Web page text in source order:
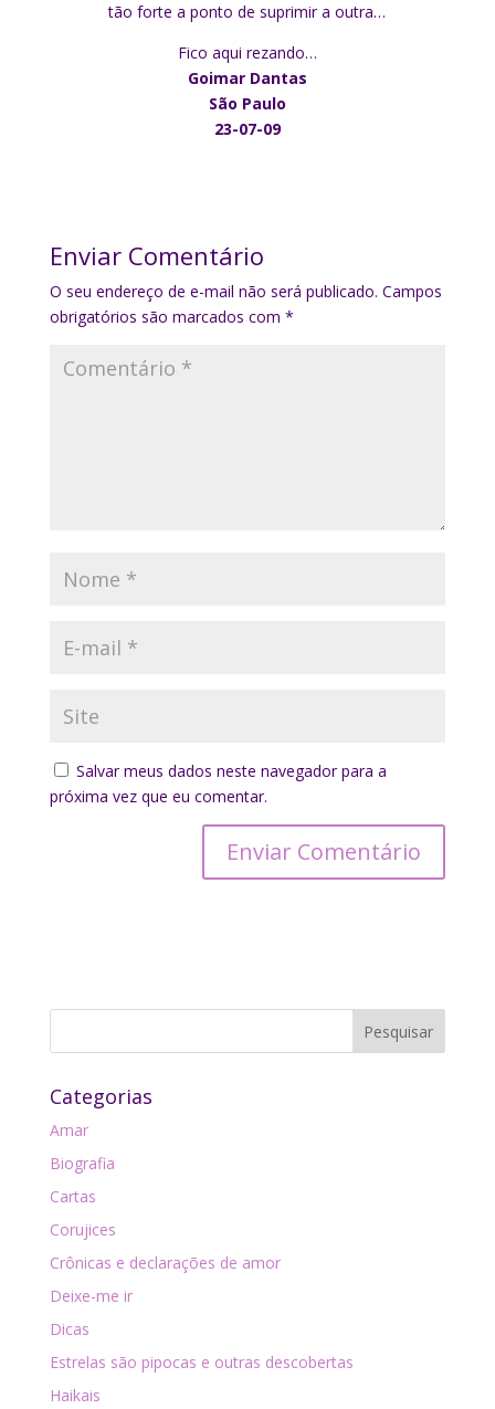
tão forte a ponto de suprimir a outra…
Fico aqui rezando…
Goimar Dantas
São Paulo
23-07-09
Enviar Comentário
O seu endereço de e-mail não será publicado. Campos
obrigatórios são marcados com *
Salvar meus dados neste navegador para a
próxima vez que eu comentar.
Categorias
Amar
Biografia
Cartas
Corujices
Crônicas e declarações de amor
Deixe-me ir
Dicas
Estrelas são pipocas e outras descobertas
Haikais